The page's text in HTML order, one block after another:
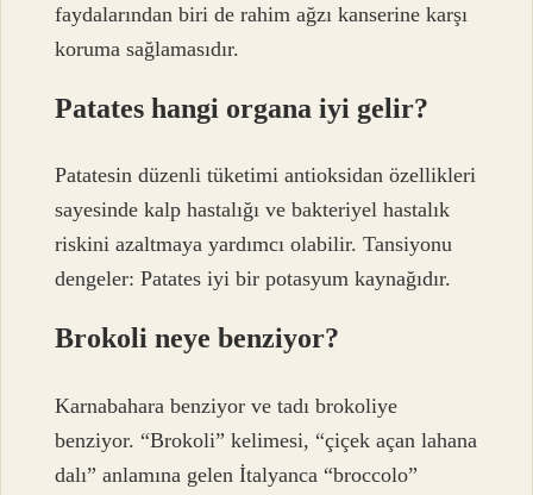
faydalarından biri de rahim ağzı kanserine karşı
koruma sağlamasıdır.
Patates hangi organa iyi gelir?
Patatesin düzenli tüketimi antioksidan özellikleri
sayesinde kalp hastalığı ve bakteriyel hastalık
riskini azaltmaya yardımcı olabilir. Tansiyonu
dengeler: Patates iyi bir potasyum kaynağıdır.
Brokoli neye benziyor?
Karnabahara benziyor ve tadı brokoliye
benziyor. “Brokoli” kelimesi, “çiçek açan lahana
dalı” anlamına gelen İtalyanca “broccolo”